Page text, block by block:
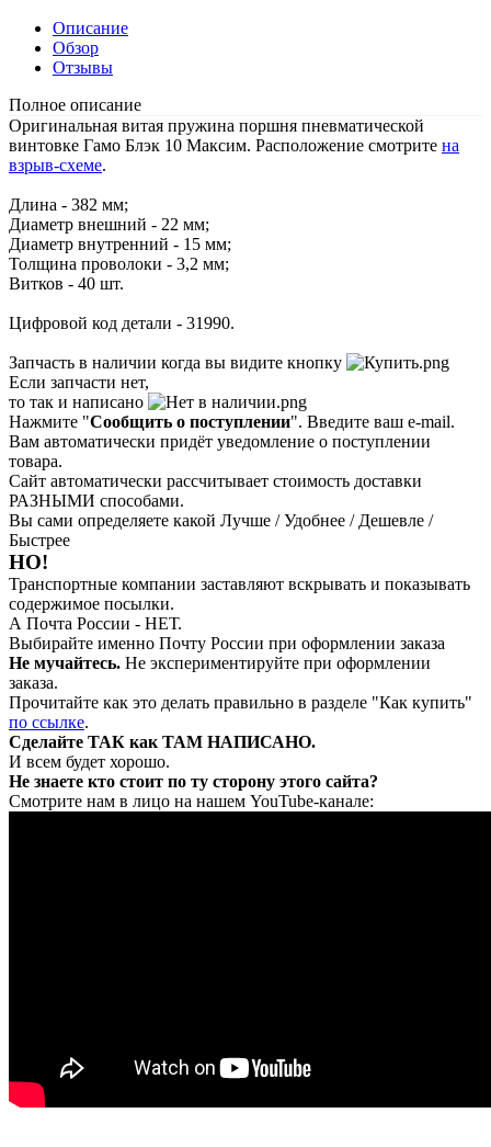
Описание
Обзор
Отзывы
Полное описание
Оригинальная витая пружина поршня пневматической
винтовке Гамо Блэк 10 Максим. Расположение смотрите на
взрыв-схеме.
Длина - 382 мм;
Диаметр внешний - 22 мм;
Диаметр внутренний - 15 мм;
Толщина проволоки - 3,2 мм;
Витков - 40 шт.
Цифровой код детали - 31990.
Запчасть в наличии когда вы видите кнопку
Если запчасти нет,
то так и написано
Нажмите "Сообщить о поступлении". Введите ваш e-mail.
Вам автоматически придёт уведомление о поступлении
товара.
Сайт автоматически рассчитывает стоимость доставки
РАЗНЫМИ способами.
Вы сами определяете какой Лучше / Удобнее / Дешевле /
Быстрее
НО!
Транспортные компании заставляют вскрывать и показывать
содержимое посылки.
А Почта России - НЕТ.
Выбирайте именно Почту России при оформлении заказа
Не мучайтесь. Не экспериментируйте при оформлении
заказа.
Прочитайте как это делать правильно в разделе "Как купить"
по ссылке.
Сделайте ТАК как ТАМ НАПИСАНО.
И всем будет хорошо.
Не знаете кто стоит по ту сторону этого сайта?
Смотрите нам в лицо на нашем YouTube-канале: